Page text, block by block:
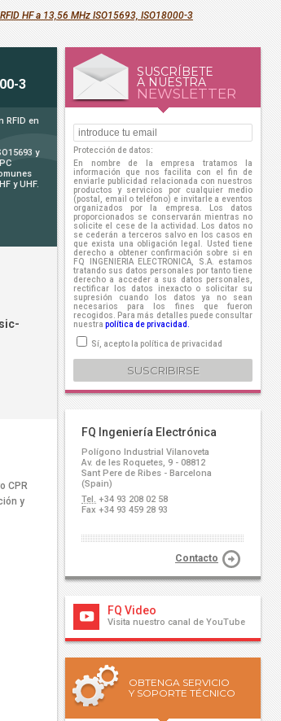
HF a 13,56 MHz ISO15693, ISO18000-3
3
RFID en
y
y UHF.
CPR
y
SUSCRÍBETE
A NUESTRA
NEWSLETTER
Protección de datos:
En nombre de la empresa tratamos la
información que nos facilita con el fin de
enviarle publicidad relacionada con nuestros
productos y servicios por cualquier medio
(postal, email o teléfono) e invitarle a eventos
organizados por la empresa. Los datos
proporcionados se conservarán mientras no
solicite el cese de la actividad. Los datos no
se cederán a terceros salvo en los casos en
que exista una obligación legal. Usted tiene
derecho a obtener confirmación sobre si en
FQ INGENIERIA ELECTRONICA, S.A. estamos
tratando sus datos personales por tanto tiene
derecho a acceder a sus datos personales,
rectificar los datos inexacto o solicitar su
supresión cuando los datos ya no sean
necesarios para los fines que fueron
recogidos. Para más detalles puede consultar
nuestra política de privacidad.
Sí, acepto la política de privacidad
FQ Ingeniería Electrónica
Polígono Industrial Vilanoveta
Av. de les Roquetes, 9 - 08812
Sant Pere de Ribes - Barcelona
(Spain)
Tel. +34 93 208 02 58
Fax +34 93 459 28 93
Contacto
FQ Video
Visita nuestro canal de YouTube
OBTENGA SERVICIO
Y SOPORTE TÉCNICO